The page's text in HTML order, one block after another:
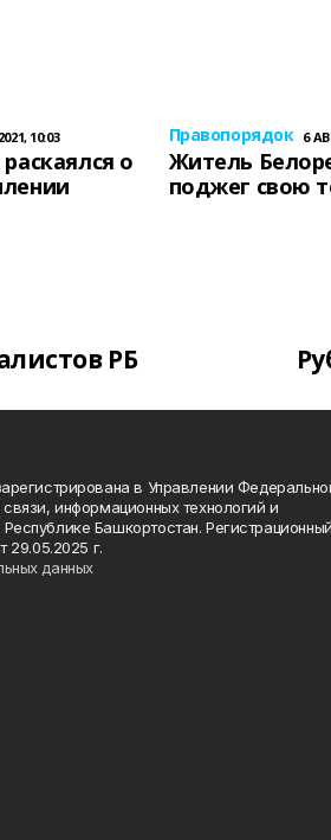
10:03
о
Правопорядок 6
Житель
поджег свою
РБ
в Управлении
информационных технологий и
Башкортостан. Регистрационный
г.
данных